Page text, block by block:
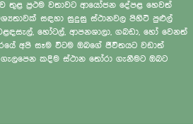
තුළ ප්‍රථම වතාවට ආයෝජන දේපළ හෙවත්
සඳහා සුදුසු ස්ථානවල පිහිටි පුළුල්
හෝටල්, ආපනශාලා, ගබඩා, හෝ වෙනත්
අපි සෑම විටම ඔබගේ ජීවිතයට වඩාත්
කදිම ස්ථාන තෝරා ගැනීමට ඔබට